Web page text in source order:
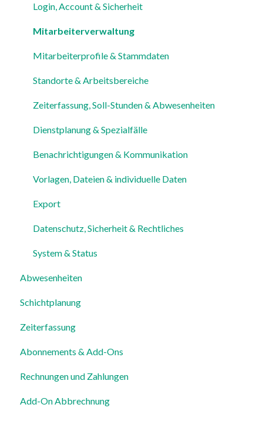
Für Mitarbeiter
Einstellungen
Login, Account & Sicherheit
Mitarbeiterverwaltung
Mitarbeiterprofile & Stammdaten
Standorte & Arbeitsbereiche
Zeiterfassung, Soll-Stunden & Abwesenheiten
Dienstplanung & Spezialfälle
Benachrichtigungen & Kommunikation
Vorlagen, Dateien & individuelle Daten
Export
Datenschutz, Sicherheit & Rechtliches
System & Status
Abwesenheiten
Schichtplanung
Zeiterfassung
Abonnements & Add-Ons
Rechnungen und Zahlungen
Add-On Abbrechnung